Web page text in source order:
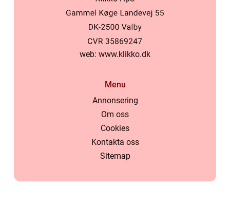
web: www.klikko.dk
Menu
Annonsering
Om oss
Cookies
Kontakta oss
Sitemap